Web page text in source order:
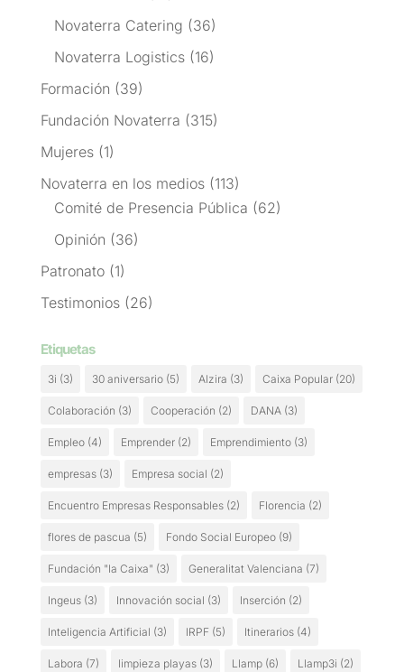
Novaterra Catering (36)
Novaterra Logistics(16)
Formación (39)
Fundación Novaterra (315)
Mujeres(1)
Novaterra en los medios(113)
Comité de Presencia Pública (62)
Opinión (36)
Patronato(1)
Testimonios(26)
Etiquetas
3i (3) 30 aniversario(5) Alzira (3) Caixa Popular(20)
Colaboración (3) Cooperación (2) DANA(3)
Empleo(4) Emprender(2) Emprendimiento(3)
empresas(3) Empresa social (2)
Encuentro Empresas Responsables(2) Florencia (2)
flores de pascua (5) Fondo Social Europeo(9)
Fundación "la Caixa" (3) Generalitat Valenciana (7)
Ingeus(3) Innovación social (3) Inserción (2)
Inteligencia Artificial (3) IRPF(5) Itinerarios(4)
Labora (7) limpieza playas(3) Llamp(6) Llamp3i (2)